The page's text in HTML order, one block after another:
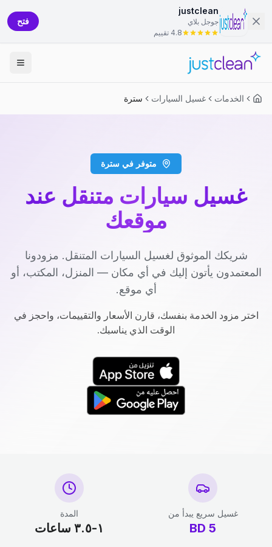
justclean
جوجل بلاي
4.8 تقييم
فتح
الخدمات غسيل السيارات سترة
متوفر في سترة
غسيل سيارات متنقل عند
موقعك
شريكك الموثوق لغسيل السيارات المتنقل. مزودونا
المعتمدون يأتون إليك في أي مكان — المنزل، المكتب، أو
أي موقع.
اختر مزود الخدمة بنفسك، قارن الأسعار والتقييمات، واحجز في
الوقت الذي يناسبك.
غسيل سريع يبدأ من
5
BD
المدة
١-٣.٥ ساعات